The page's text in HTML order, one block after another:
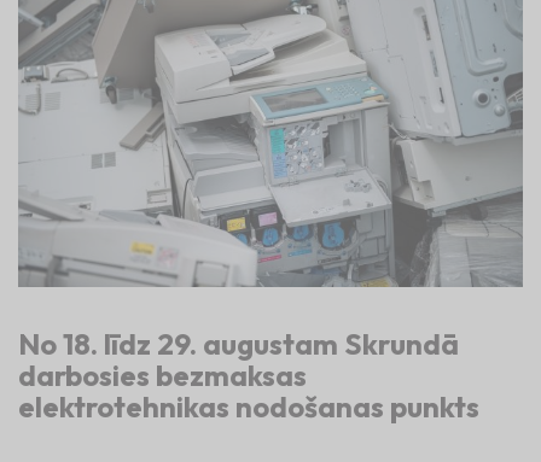
No 18. līdz 29. augustam Skrundā
darbosies bezmaksas
elektrotehnikas nodošanas punkts